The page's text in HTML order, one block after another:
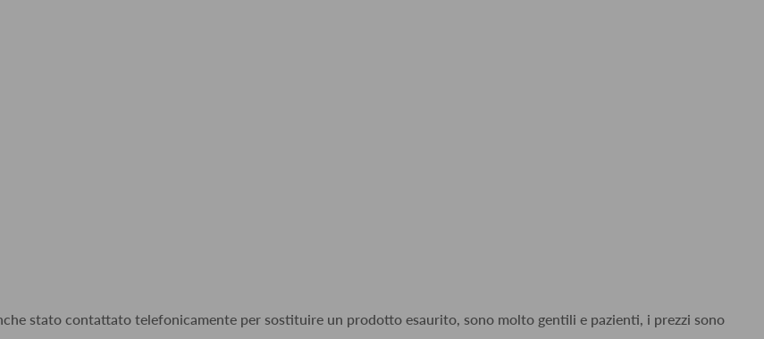
stato contattato telefonicamente per sostituire un prodotto esaurito, sono molto gentili e pazienti, i prezzi sono